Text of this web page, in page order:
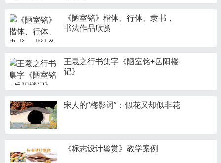
《陋室铭》楷体、行体、隶书，
书法作品欣赏
王羲之行书集字《陋室铭+岳阳楼
记》
宋人的“梅影词”：似花又却似非花
《标志设计鉴赏》教学案例